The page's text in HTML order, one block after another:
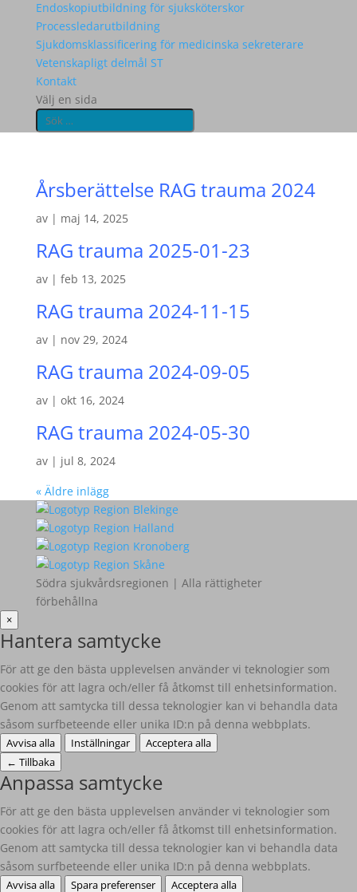
Endoskopiutbildning för sjuksköterskor
Processledarutbildning
Sjukdomsklassificering för medicinska sekreterare
Vetenskapligt delmål ST
Kontakt
Välj en sida
Årsberättelse RAG trauma 2024
av | maj 14, 2025
RAG trauma 2025-01-23
av | feb 13, 2025
RAG trauma 2024-11-15
av | nov 29, 2024
RAG trauma 2024-09-05
av | okt 16, 2024
RAG trauma 2024-05-30
av | jul 8, 2024
« Äldre inlägg
Södra sjukvårdsregionen | Alla rättigheter
förbehållna
×
Hantera samtycke
För att ge den bästa upplevelsen använder vi teknologier som
cookies för att lagra och/eller få åtkomst till enhetsinformation.
Genom att samtycka till dessa teknologier kan vi behandla data
såsom surfbeteende eller unika ID:n på denna webbplats.
Avvisa alla Inställningar
Acceptera alla
← Tillbaka
Anpassa samtycke
För att ge den bästa upplevelsen använder vi teknologier som
cookies för att lagra och/eller få åtkomst till enhetsinformation.
Genom att samtycka till dessa teknologier kan vi behandla data
såsom surfbeteende eller unika ID:n på denna webbplats.
Avvisa alla Spara preferenser Acceptera alla